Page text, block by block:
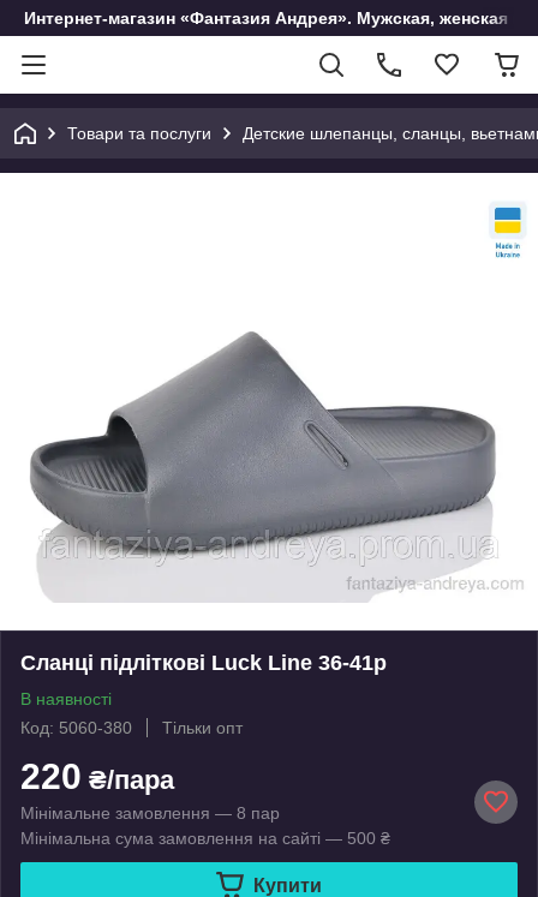
Интернет-магазин «Фантазия Андрея». Мужская, женская и
Товари та послуги Детские шлепанцы, сланцы,
Сланці підліткові Luck Line 36-41р
В наявності
Код: 5060-380
Тільки опт
220 ₴/пара
Мінімальне замовлення — 8 пар
Мінімальна сума замовлення на сайті — 500 ₴
Купити